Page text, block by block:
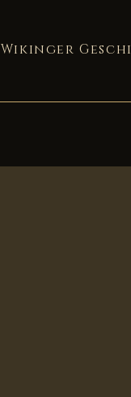
Wikinger